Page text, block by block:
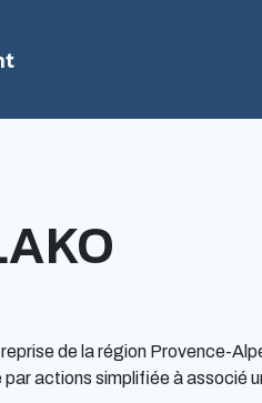
de la région Provence-
actions simplifiée à associé